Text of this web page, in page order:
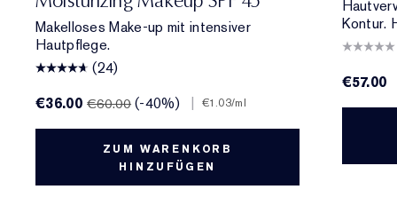
Makelloses Make-up mit intensiver
Hautpflege.
(24)
€36.00€60.00 (-40%) €1.03/ml
ZUM WARENKORB
HINZUFÜGEN
Kontur.
€57.00